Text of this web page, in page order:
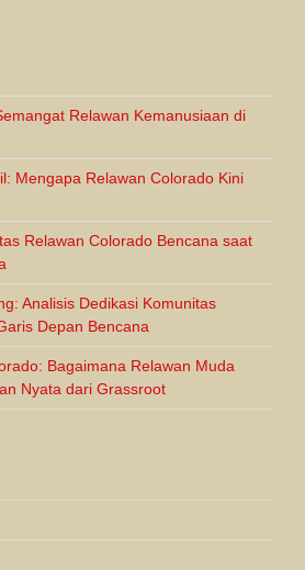
Relawan Kemanusiaan di
Mengapa Relawan Colorado Kini
Relawan Colorado Bencana saat
Analisis Dedikasi Komunitas
Depan Bencana
Bagaimana Relawan Muda
Nyata dari Grassroot